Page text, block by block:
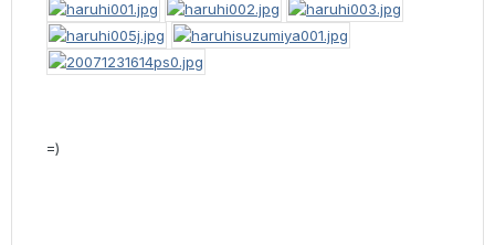
=)